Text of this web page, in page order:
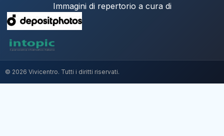
Immagini di repertorio a cura di
© 2026 Vivicentro. Tutti i diritti riservati.